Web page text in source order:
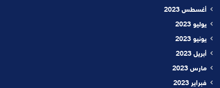
أغسطس 2023
يوليو 2023
يونيو 2023
أبريل 2023
مارس 2023
فبراير 2023